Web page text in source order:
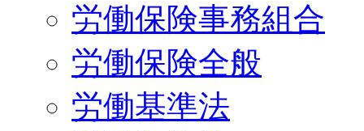
労働保険事務組合
労働保険全般
労働基準法